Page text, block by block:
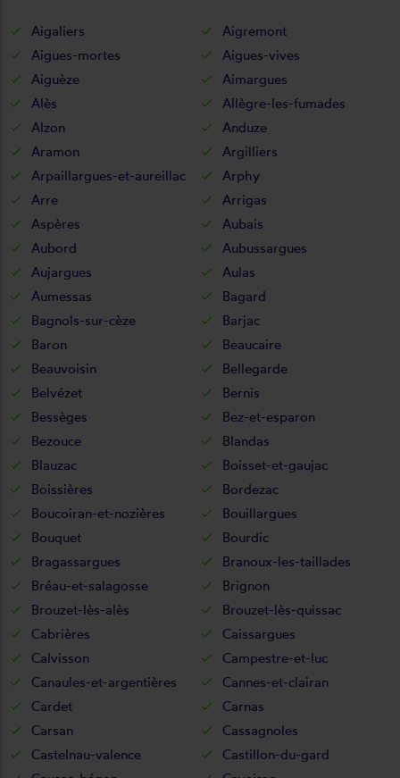
Aigaliers
Aigremont
Aigues-mortes
Aigues-vives
Aiguèze
Aimargues
Alès
Allègre-les-fumades
Alzon
Anduze
Aramon
Argilliers
Arpaillargues-et-aureillac
Arphy
Arre
Arrigas
Aspères
Aubais
Aubord
Aubussargues
Aujargues
Aulas
Aumessas
Bagard
Bagnols-sur-cèze
Barjac
Baron
Beaucaire
Beauvoisin
Bellegarde
Belvézet
Bernis
Bessèges
Bez-et-esparon
Bezouce
Blandas
Blauzac
Boisset-et-gaujac
Boissières
Bordezac
Boucoiran-et-nozières
Bouillargues
Bouquet
Bourdic
Bragassargues
Branoux-les-taillades
Bréau-et-salagosse
Brignon
Brouzet-lès-alès
Brouzet-lès-quissac
Cabrières
Caissargues
Calvisson
Campestre-et-luc
Canaules-et-argentières
Cannes-et-clairan
Cardet
Carnas
Carsan
Cassagnoles
Castelnau-valence
Castillon-du-gard